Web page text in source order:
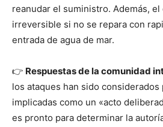
reanudar el suministro. Además,
irreversible si no se repara con
entrada de agua de mar.
👉 Respuestas de la comunidad
los ataques han sido
implicadas como un «acto
es pronto para determinar la